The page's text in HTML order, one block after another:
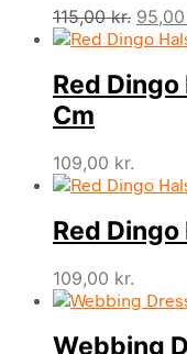
115,00kr. Den
var:
95,00
Red
Cm
109,00 kr.
Red
109,00 kr.
Webbing